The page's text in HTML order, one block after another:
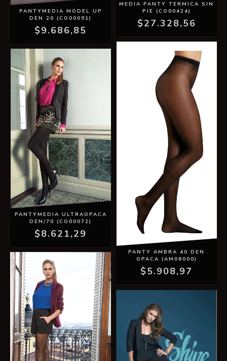
PANTYMEDIA MODEL UP
DEN 20 (CO00091)
$9.686,85
PANTYMEDIA ULTRAOPACA
DEN/70 (CO00072)
$8.621,29
MEDIA PANTY TERMICA SIN
PIE (CO00424)
$27.328,56
PANTY AMBRA 40 DEN
OPACA (AM08000)
$5.908,97